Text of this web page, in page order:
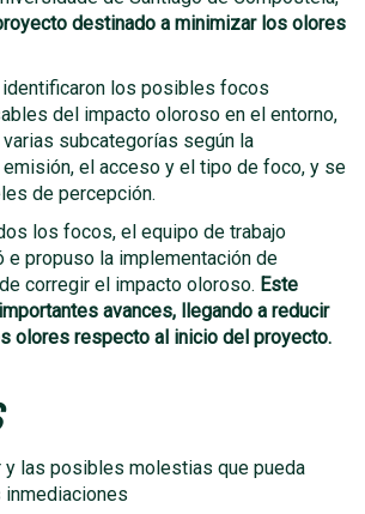
destinado a minimizar los olores
identificaron los posibles focos
del impacto oloroso en el entorno,
subcategorías según la
el acceso y el tipo de foco, y se
de percepción.
los focos, el equipo de trabajo
e propuso la implementación de
corregir el impacto oloroso. Este
avances, llegando a reducir
olores respecto al inicio del proyecto.
y las posibles molestias que pueda
inmediaciones